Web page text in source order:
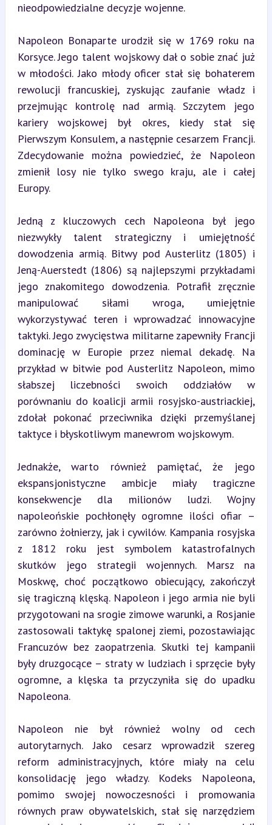
nieodpowiedzialne decyzje wojenne.
Napoleon Bonaparte urodził się w 1769 roku na
Korsyce. Jego talent wojskowy dał o sobie znać już
w młodości. Jako młody oficer stał się bohaterem
rewolucji francuskiej, zyskując zaufanie władz i
przejmując kontrolę nad armią. Szczytem jego
kariery wojskowej był okres, kiedy stał się
Pierwszym Konsulem, a następnie cesarzem Francji.
Zdecydowanie można powiedzieć, że Napoleon
zmienił losy nie tylko swego kraju, ale i całej
Europy.
Jedną z kluczowych cech Napoleona był jego
niezwykły talent strategiczny i umiejętność
dowodzenia armią. Bitwy pod Austerlitz (1805) i
Jeną-Auerstedt (1806) są najlepszymi przykładami
jego znakomitego dowodzenia. Potrafił zręcznie
manipulować siłami wroga, umiejętnie
wykorzystywać teren i wprowadzać innowacyjne
taktyki. Jego zwycięstwa militarne zapewniły Francji
dominację w Europie przez niemal dekadę. Na
przykład w bitwie pod Austerlitz Napoleon, mimo
słabszej liczebności swoich oddziałów w
porównaniu do koalicji armii rosyjsko-austriackiej,
zdołał pokonać przeciwnika dzięki przemyślanej
taktyce i błyskotliwym manewrom wojskowym.
Jednakże, warto również pamiętać, że jego
ekspansjonistyczne ambicje miały tragiczne
konsekwencje dla milionów ludzi. Wojny
napoleońskie pochłonęły ogromne ilości ofiar –
zarówno żołnierzy, jak i cywilów. Kampania rosyjska
z 1812 roku jest symbolem katastrofalnych
skutków jego strategii wojennych. Marsz na
Moskwę, choć początkowo obiecujący, zakończył
się tragiczną klęską. Napoleon i jego armia nie byli
przygotowani na srogie zimowe warunki, a Rosjanie
zastosowali taktykę spalonej ziemi, pozostawiając
Francuzów bez zaopatrzenia. Skutki tej kampanii
były druzgocące – straty w ludziach i sprzęcie były
ogromne, a klęska ta przyczyniła się do upadku
Napoleona.
Napoleon nie był również wolny od cech
autorytarnych. Jako cesarz wprowadził szereg
reform administracyjnych, które miały na celu
konsolidację jego władzy. Kodeks Napoleona,
pomimo swojej nowoczesności i promowania
równych praw obywatelskich, stał się narzędziem